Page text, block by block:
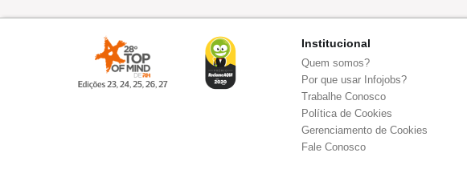
Institucional
Quem somos?
Por que usar Infojobs?
Trabalhe Conosco
Política de Cookies
Gerenciamento de Cookies
Fale Conosco